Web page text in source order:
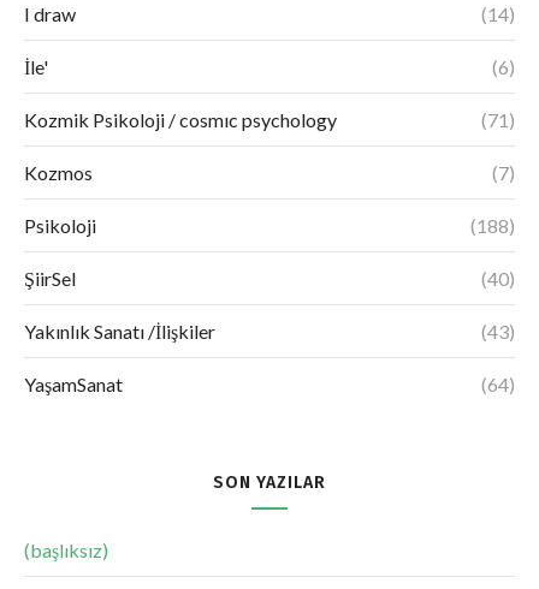
I draw (14)
İle' (6)
Kozmik Psikoloji / cosmıc psychology (71)
Kozmos (7)
Psikoloji (188)
ŞiirSel (40)
Yakınlık Sanatı /İlişkiler (43)
YaşamSanat (64)
SON YAZILAR
(başlıksız)